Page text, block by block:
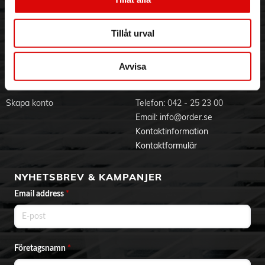
Tillåt urval
Avvisa
Visselblåsning
Varumärken
Godsefterlysning & Felleverans
Om cookies
BLI KUND
Skapa konto
KONTAKTA OSS
Telefon: 042 - 25 23 00
Email: info@order.se
Kontaktinformation
Kontaktformulär
NYHETSBREV & KAMPANJER
Email address *
Företagsnamn*